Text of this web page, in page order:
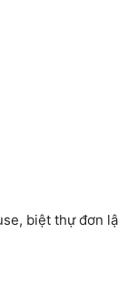
biệt thự đơn